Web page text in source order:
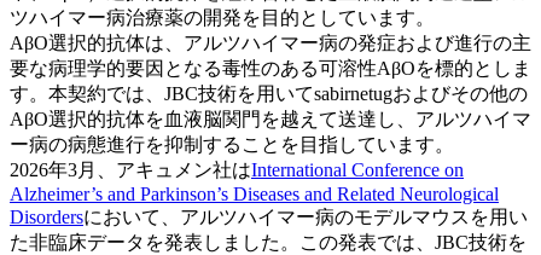
ツハイマー病治療薬の開発を目的としています。
AβO選択的抗体は、アルツハイマー病の発症および進行の主
要な病理学的要因となる毒性のある可溶性AβOを標的としま
す。本契約では、JBC技術を用いてsabirnetugおよびその他の
AβO選択的抗体を血液脳関門を越えて送達し、アルツハイマ
ー病の病態進行を抑制することを目指しています。
2026年3月、アキュメン社はInternational Conference on
Alzheimer’s and Parkinson’s Diseases and Related Neurological
Disordersにおいて、アルツハイマー病のモデルマウスを用い
た非臨床データを発表しました。この発表では、JBC技術を